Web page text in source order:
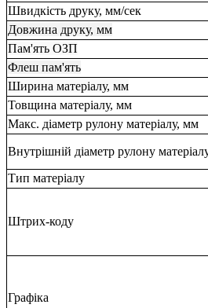
Швидкість друку, мм/сек
Довжина друку, мм
Пам'ять ОЗП
Флеш пам'ять
Ширина матеріалу, мм
Товщина матеріалу, мм
Макс. діаметр рулону матеріалу, мм
Внутрішній діаметр рулону
Тип матеріалу
Штрих-коду
Графіка